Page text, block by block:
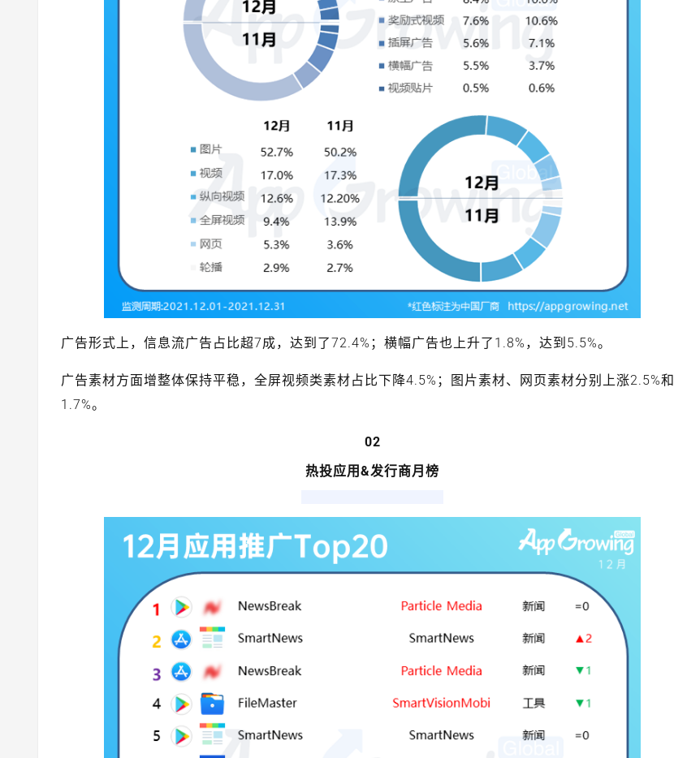
广告形式上，信息流广告占比超7成，达到了72.4%；横幅广告也上升了1.8%，达到5.5%。
广告素材方面增整体保持平稳，全屏视频类素材占比下降4.5%；图片素材、网页素材分别上涨2.5%和
1.7%。
02
热投应用&发行商月榜